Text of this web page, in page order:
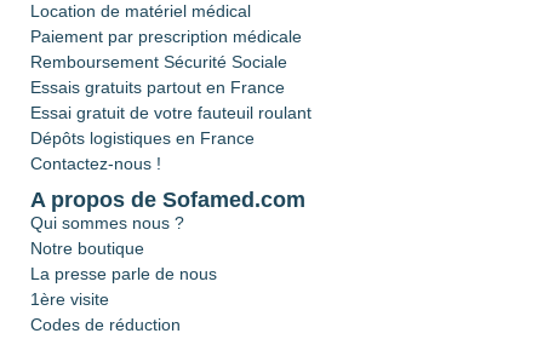
Location de matériel médical
Paiement par prescription médicale
Remboursement Sécurité Sociale
Essais gratuits partout en France
Essai gratuit de votre fauteuil roulant
Dépôts logistiques en France
Contactez-nous !
A propos de Sofamed.com
Qui sommes nous ?
Notre boutique
La presse parle de nous
1ère visite
Codes de réduction